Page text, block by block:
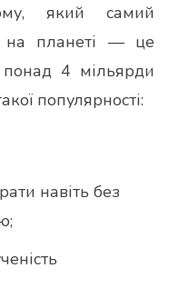
який самий
на планеті — це
4 мільярди
популярності:
навіть без